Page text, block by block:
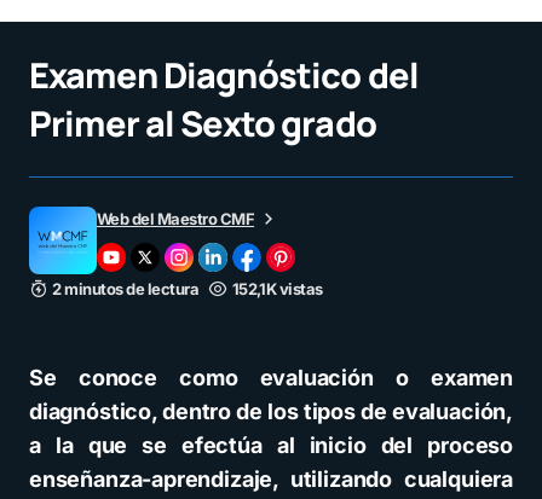
Examen Diagnóstico del
Primer al Sexto grado
Web del Maestro CMF
2 minutos de lectura 152,1K vistas
Se conoce como evaluación o examen
diagnóstico, dentro de los tipos de evaluación,
a la que se efectúa al inicio del proceso
enseñanza-aprendizaje, utilizando cualquiera